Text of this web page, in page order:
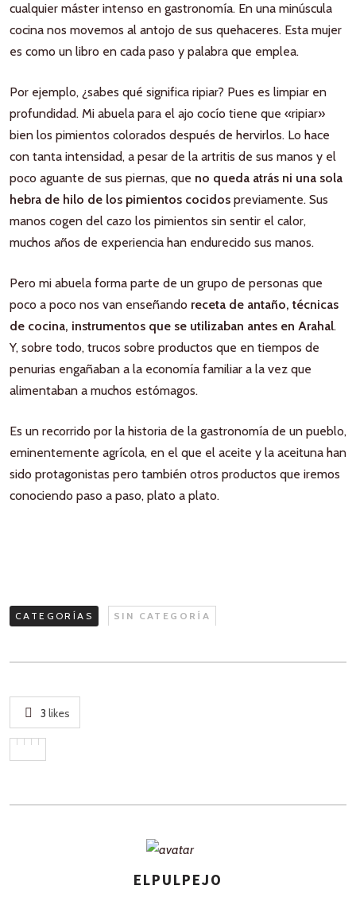
cualquier máster intenso en gastronomía. En una minúscula
cocina nos movemos al antojo de sus quehaceres. Esta mujer
es como un libro en cada paso y palabra que emplea.
Por ejemplo, ¿sabes qué significa ripiar? Pues es limpiar en
profundidad. Mi abuela para el ajo cocío tiene que «ripiar»
bien los pimientos colorados después de hervirlos. Lo hace
con tanta intensidad, a pesar de la artritis de sus manos y el
poco aguante de sus piernas, que no queda atrás ni una sola
hebra de hilo de los pimientos cocidos previamente. Sus
manos cogen del cazo los pimientos sin sentir el calor,
muchos años de experiencia han endurecido sus manos.
Pero mi abuela forma parte de un grupo de personas que
poco a poco nos van enseñando receta de antaño, técnicas
de cocina, instrumentos que se utilizaban antes en Arahal.
Y, sobre todo, trucos sobre productos que en tiempos de
penurias engañaban a la economía familiar a la vez que
alimentaban a muchos estómagos.
Es un recorrido por la historia de la gastronomía de un pueblo,
eminentemente agrícola, en el que el aceite y la aceituna han
sido protagonistas pero también otros productos que iremos
conociendo paso a paso, plato a plato.
CATEGORÍAS SIN CATEGORÍA
3 likes
ELPULPEJO